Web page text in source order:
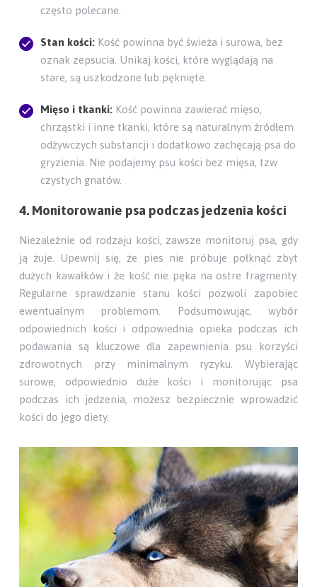
często polecane.
Stan kości: Kość powinna być świeża i surowa, bez
oznak zepsucia. Unikaj kości, które wyglądają na
stare, są uszkodzone lub pęknięte.
Mięso i tkanki: Kość powinna zawierać mięso,
chrząstki i inne tkanki, które są naturalnym źródłem
odżywczych substancji i dodatkowo zachęcają psa do
gryzienia. Nie podajemy psu kości bez mięsa, tzw
czystych gnatów.
4. Monitorowanie psa podczas jedzenia kości
Niezależnie od rodzaju kości, zawsze monitoruj psa, gdy
ją żuje. Upewnij się, że pies nie próbuje połknąć zbyt
dużych kawałków i że kość nie pęka na ostre fragmenty.
Regularne sprawdzanie stanu kości pozwoli zapobiec
ewentualnym problemom. Podsumowując, wybór
odpowiednich kości i odpowiednia opieka podczas ich
podawania są kluczowe dla zapewnienia psu korzyści
zdrowotnych przy minimalnym ryzyku. Wybierając
surowe, odpowiednio duże kości i monitorując psa
podczas ich jedzenia, możesz bezpiecznie wprowadzić
kości do jego diety.